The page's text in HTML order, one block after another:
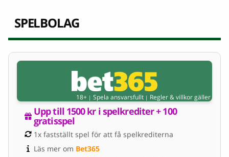
SPELBOLAG
18+ | Spela ansvarsfullt | Regler & villkor gäller
Upp till 1500 kr i spelkrediter + 100
gratisspel
1x fastställt spel för att få spelkrediterna
Läs mer om Bet365